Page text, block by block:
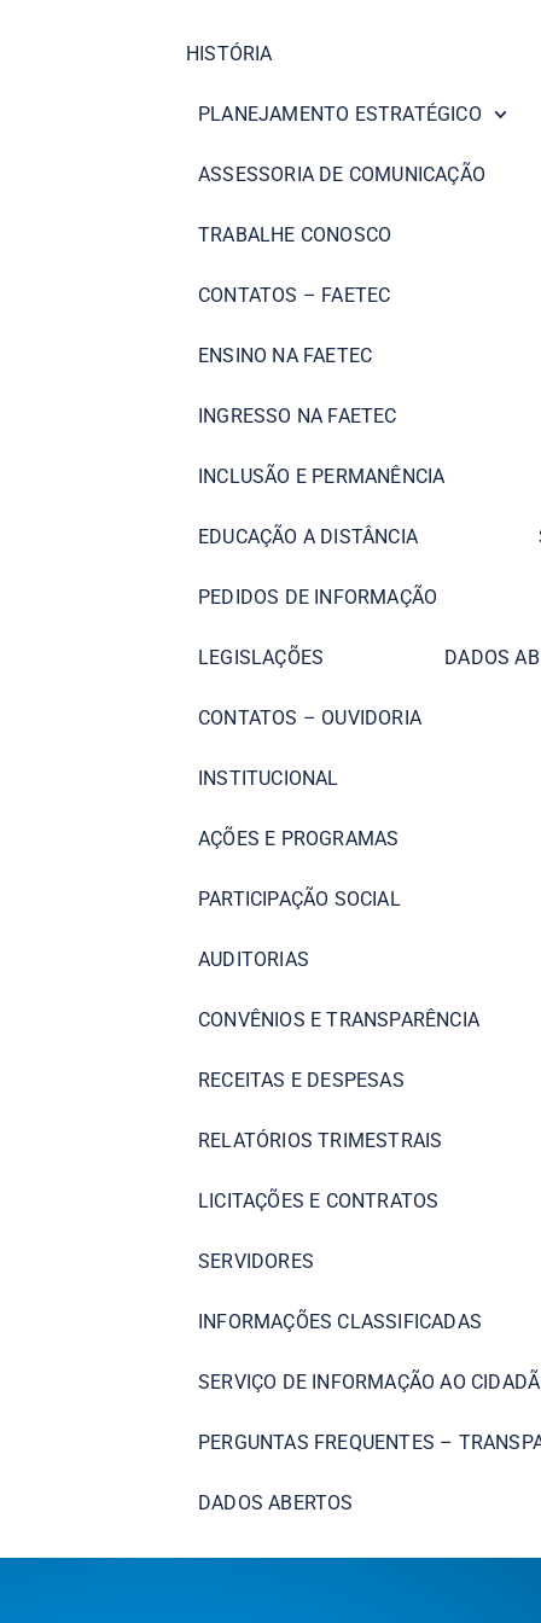
HISTÓRIA
PLANEJAMENTO ESTRATÉGICO
ASSESSORIA DE COMUNICAÇÃO
TRABALHE CONOSCO
CONTATOS – FAETEC
ENSINO NA FAETEC
INGRESSO NA FAETEC
INCLUSÃO E PERMANÊNCIA
EDUCAÇÃO A DISTÂNCIA
PEDIDOS DE INFORMAÇÃO
LEGISLAÇÕES DADOS
CONTATOS – OUVIDORIA
INSTITUCIONAL
AÇÕES E PROGRAMAS
PARTICIPAÇÃO SOCIAL
AUDITORIAS
CONVÊNIOS E TRANSPARÊNCIA
RECEITAS E DESPESAS
RELATÓRIOS TRIMESTRAIS
LICITAÇÕES E CONTRATOS
SERVIDORES
INFORMAÇÕES CLASSIFICADAS
SERVIÇO DE INFORMAÇÃO AO
PERGUNTAS FREQUENTES –
DADOS ABERTOS